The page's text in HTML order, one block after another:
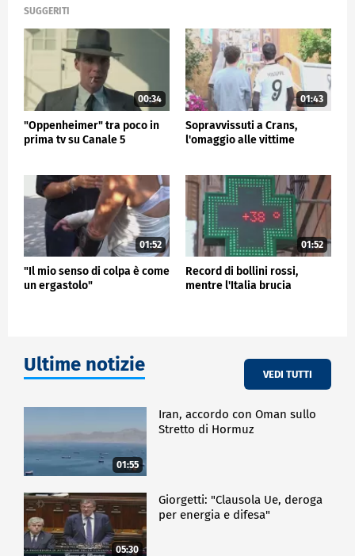
SUGGERITI
00:34
"Oppenheimer" tra poco in
prima tv su Canale 5
01:43
Sopravvissuti a Crans,
l'omaggio alle vittime
01:52
"Il mio senso di colpa è come
un ergastolo"
01:52
Record di bollini rossi,
mentre l'Italia brucia
Ultime notizie VEDI TUTTI
01:55
Iran, accordo con Oman sullo
Stretto di Hormuz
05:30
Giorgetti: "Clausola Ue, deroga
per energia e difesa"